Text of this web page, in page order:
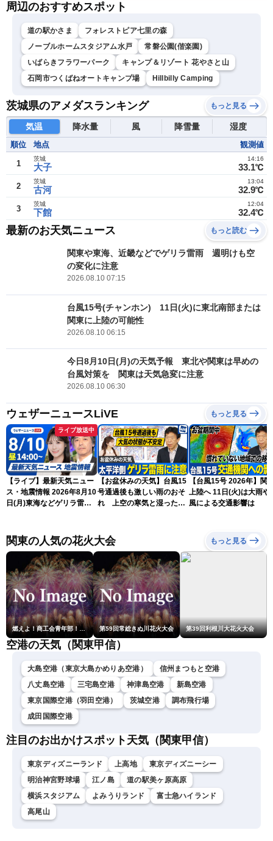
周辺のおすすめスポット
道の駅かさま
フォレストピア七里の森
ノーブルホームスタジアム水戸
常磐公園(偕楽園)
いばらきフラワーパーク
キャンプ＆リゾート 花やさと山
石岡市つくばねオートキャンプ場
Hillbilly Camping
茨城県のアメダスランキング もっと見る
気温 降水量 風 降雪量 湿度
順位 地点 観測値
1 大子
茨城
33.1℃
14:16
2 古河
茨城
32.9℃
13:04
3 下館
茨城
32.4℃
12:04
最新のお天気ニュース もっと読む
関東や東海、近畿などでゲリラ雷雨 週明けも空
の変化に注意
2026.08.10 07:15
台風15号(チャンホン) 11日(火)に東北南部または
関東に上陸の可能性
2026.08.10 06:15
今日8月10日(月)の天気予報 東北や関東は早めの
台風対策を 関東は天気急変に注意
2026.08.10 06:30
ウェザーニュースLiVE もっと見る
ライブ放送中
【ライブ】最新天気ニュー
ス・地震情報 2026年8月10
日(月)東海などゲリラ雷雨
ースLiVEアフタヌーン・戸
北美月／宇野沢達也〉
【お盆休みの天気】台風15
号通過後も激しい雨のおそ
れ 上空の寒気と湿った空
【台風15号 2026年】関
上陸へ 11日(火)は大雨や
風による交通影響は
関東の人気の花火大会 もっと見る
燃えよ！商工会青年部！！第23回こうのす花火大会 第59回常総きぬ川花火大会 第39回利根川大花火大会
空港の天気（関東甲信）
大島空港（東京大島かめりあ空港）
信州まつもと空港
八丈島空港
三宅島空港 神津島空港
新島空港
東京国際空港（羽田空港）
茨城空港
調布飛行場
成田国際空港
注目のお出かけスポット天気（関東甲信）
東京ディズニーランド 上高地
東京ディズニーシー
明治神宮野球場
江ノ島
道の駅美ヶ原高原
横浜スタジアム
よみうりランド
富士急ハイランド
高尾山